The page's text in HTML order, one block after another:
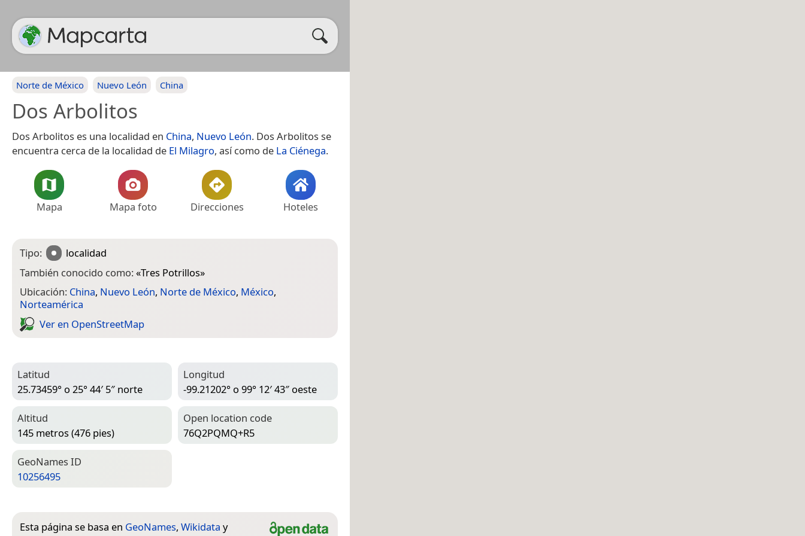
Norte de México Nuevo León China
Dos Arbolitos
Dos Arbolitos es una localidad en China, Nuevo León. Dos Arbolitos se
encuentra cerca de la localidad de El Milagro, así como de La Ciénega.
Mapa Mapa foto Direcciones Hoteles
Tipo:
localidad
También conocido como:«Tres Potrillos»
Ubicación: China, Nuevo León, Norte de México, México,
Norteamérica
Ver en Open­Street­Map
Latitud
25.73459° o 25° 44′ 5″ norte
Longitud
-99.21202° o 99° 12′ 43″ oeste
Altitud
145 metros (476 pies)
Open location code
76Q2PQMQ+R5
Geo­Names ID
10256495
Esta página se basa en GeoNames, Wikidata y